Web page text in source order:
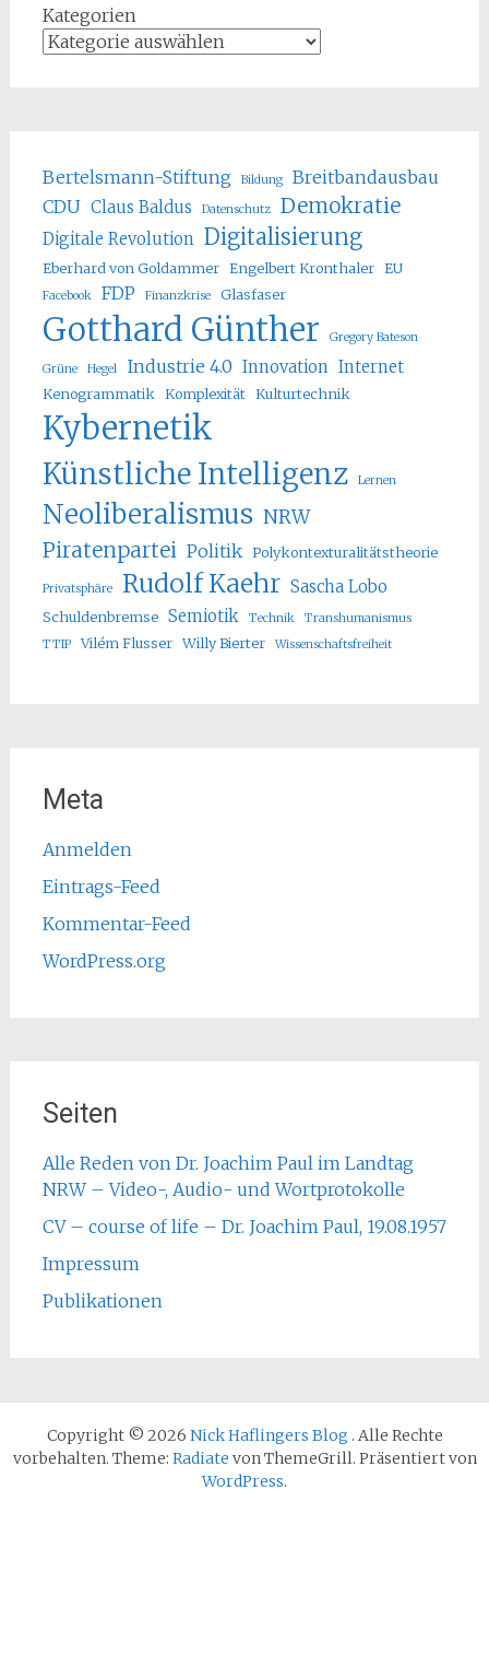
Kategorien
Bertelsmann-Stiftung Bildung
Breitbandausbau
CDU Claus Baldus Datenschutz Demokratie
Digitale Revolution Digitalisierung
Eberhard von Goldammer Engelbert Kronthaler EU
Facebook FDP Finanzkrise Glasfaser
Gotthard Günther Gregory Bateson
Grüne Hegel Industrie 4.0 Innovation Internet
Kenogrammatik Komplexität Kulturtechnik
Kybernetik
Künstliche Intelligenz Lernen
Neoliberalismus NRW
Piratenpartei Politik Polykontexturalitätstheorie
Privatsphäre Rudolf Kaehr Sascha Lobo
Schuldenbremse Semiotik Technik
Transhumanismus
TTIP
Vilém Flusser Willy Bierter Wissenschaftsfreiheit
Meta
Anmelden
Eintrags-Feed
Kommentar-Feed
WordPress.org
Seiten
Alle Reden von Dr. Joachim Paul im Landtag
NRW – Video-, Audio- und Wortprotokolle
CV – course of life – Dr. Joachim Paul, 19.08.1957
Impressum
Publikationen
Copyright © 2026 Nick Haflingers Blog . Alle Rechte
vorbehalten. Theme: Radiate von ThemeGrill. Präsentiert von
WordPress.